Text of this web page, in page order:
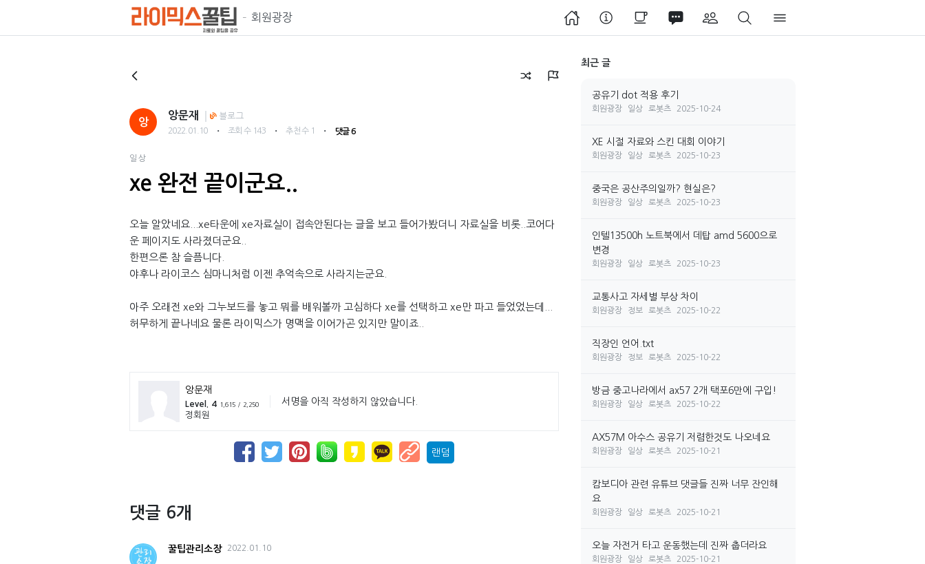
회원광장
앙
앙문재 블로그
2022.01.10 ・ 조회 수 143 ・ 추천 수 1 ・ 댓글 6
일상
xe 완전 끝이군요..
오늘 알았네요...xe타운에 xe자료실이 접속안된다는 글을 보고 들어가봤더니 자료실을 비롯..코어다
운 페이지도 사라졌더군요..
한편으론 참 슬픔니다.
야후나 라이코스 심마니처럼 이젠 추억속으로 사라지는군요.
아주 오래전 xe와 그누보드를 놓고 뭐를 배워볼까 고심하다 xe를 선택하고 xe만 파고 들었었는데...
허무하게 끝나네요 물론 라이믹스가 명맥을 이어가곤 있지만 말이죠..
앙문재
Level. 4 1,615 / 2,250
정회원
서명을 아직 작성하지 않았습니다.
랜덤
댓글 6개
꿀팁관리소장 2022.01.10
최근 글
공유기 dot 적용 후기
회원광장 일상 로봇츠 2025-10-24
XE 시절 자료와 스킨 대회 이야기
회원광장 일상 로봇츠 2025-10-23
중국은 공산주의일까? 현실은?
회원광장 일상 로봇츠 2025-10-23
인텔13500h 노트북에서 데탑 amd 5600으로
변경
회원광장 일상 로봇츠 2025-10-23
교통사고 자세별 부상 차이
회원광장 정보 로봇츠 2025-10-22
직장인 언어.txt
회원광장 정보 로봇츠 2025-10-22
방금 중고나라에서 ax57 2개 택포6만에 구입!
회원광장 일상 로봇츠 2025-10-22
AX57M 아수스 공유기 저렴한것도 나오네요
회원광장 일상 로봇츠 2025-10-21
캄보디아 관련 유튜브 댓글들 진짜 너무 잔인해
요
회원광장 일상 로봇츠 2025-10-21
오늘 자전거 타고 운동했는데 진짜 춥더라요
회원광장 일상 로봇츠 2025-10-21